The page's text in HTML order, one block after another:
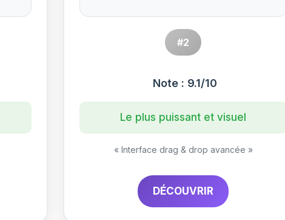
#2
Note : 9.1/10
Le plus puissant et visuel
« Interface drag & drop avancée »
DÉCOUVRIR